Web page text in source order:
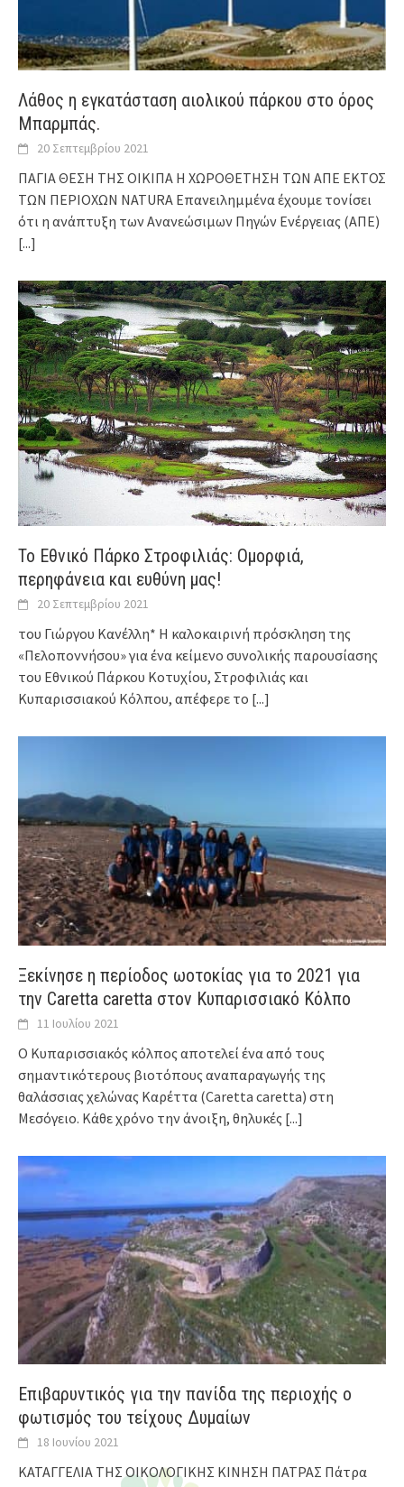
Λάθος η εγκατάσταση αιολικού πάρκου στο όρος
Μπαρμπάς.
20 Σεπτεμβρίου 2021
ΠΑΓΙΑ ΘΕΣΗ ΤΗΣ ΟΙΚΙΠΑ Η ΧΩΡΟΘΕΤΗΣΗ ΤΩΝ ΑΠΕ ΕΚΤΟΣ
ΤΩΝ ΠΕΡΙΟΧΩΝ NATURA Επανειλημμένα έχουμε τονίσει
ότι η ανάπτυξη των Ανανεώσιμων Πηγών Ενέργειας (ΑΠΕ)
[...]
Το Εθνικό Πάρκο Στροφιλιάς: Ομορφιά,
περηφάνεια και ευθύνη μας!
20 Σεπτεμβρίου 2021
του Γιώργου Κανέλλη* Η καλοκαιρινή πρόσκληση της
«Πελοποννήσου» για ένα κείμενο συνολικής παρουσίασης
του Εθνικού Πάρκου Κοτυχίου, Στροφιλιάς και
Κυπαρισσιακού Κόλπου, απέφερε το [...]
Ξεκίνησε η περίοδος ωοτοκίας για το 2021 για
την Caretta caretta στον Κυπαρισσιακό Κόλπο
11 Ιουλίου 2021
Ο Κυπαρισσιακός κόλπος αποτελεί ένα από τους
σημαντικότερους βιοτόπους αναπαραγωγής της
θαλάσσιας χελώνας Καρέττα (Caretta caretta) στη
Μεσόγειο. Κάθε χρόνο την άνοιξη, θηλυκές [...]
Επιβαρυντικός για την πανίδα της περιοχής ο
φωτισμός του τείχους Δυμαίων
18 Ιουνίου 2021
ΚΑΤΑΓΓΕΛΙΑ ΤΗΣ ΟΙΚΟΛΟΓΙΚΗΣ ΚΙΝΗΣΗ ΠΑΤΡΑΣ Πάτρα